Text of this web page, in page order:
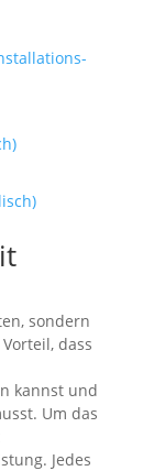
sondern
dass
kannst und
Um das
Jedes